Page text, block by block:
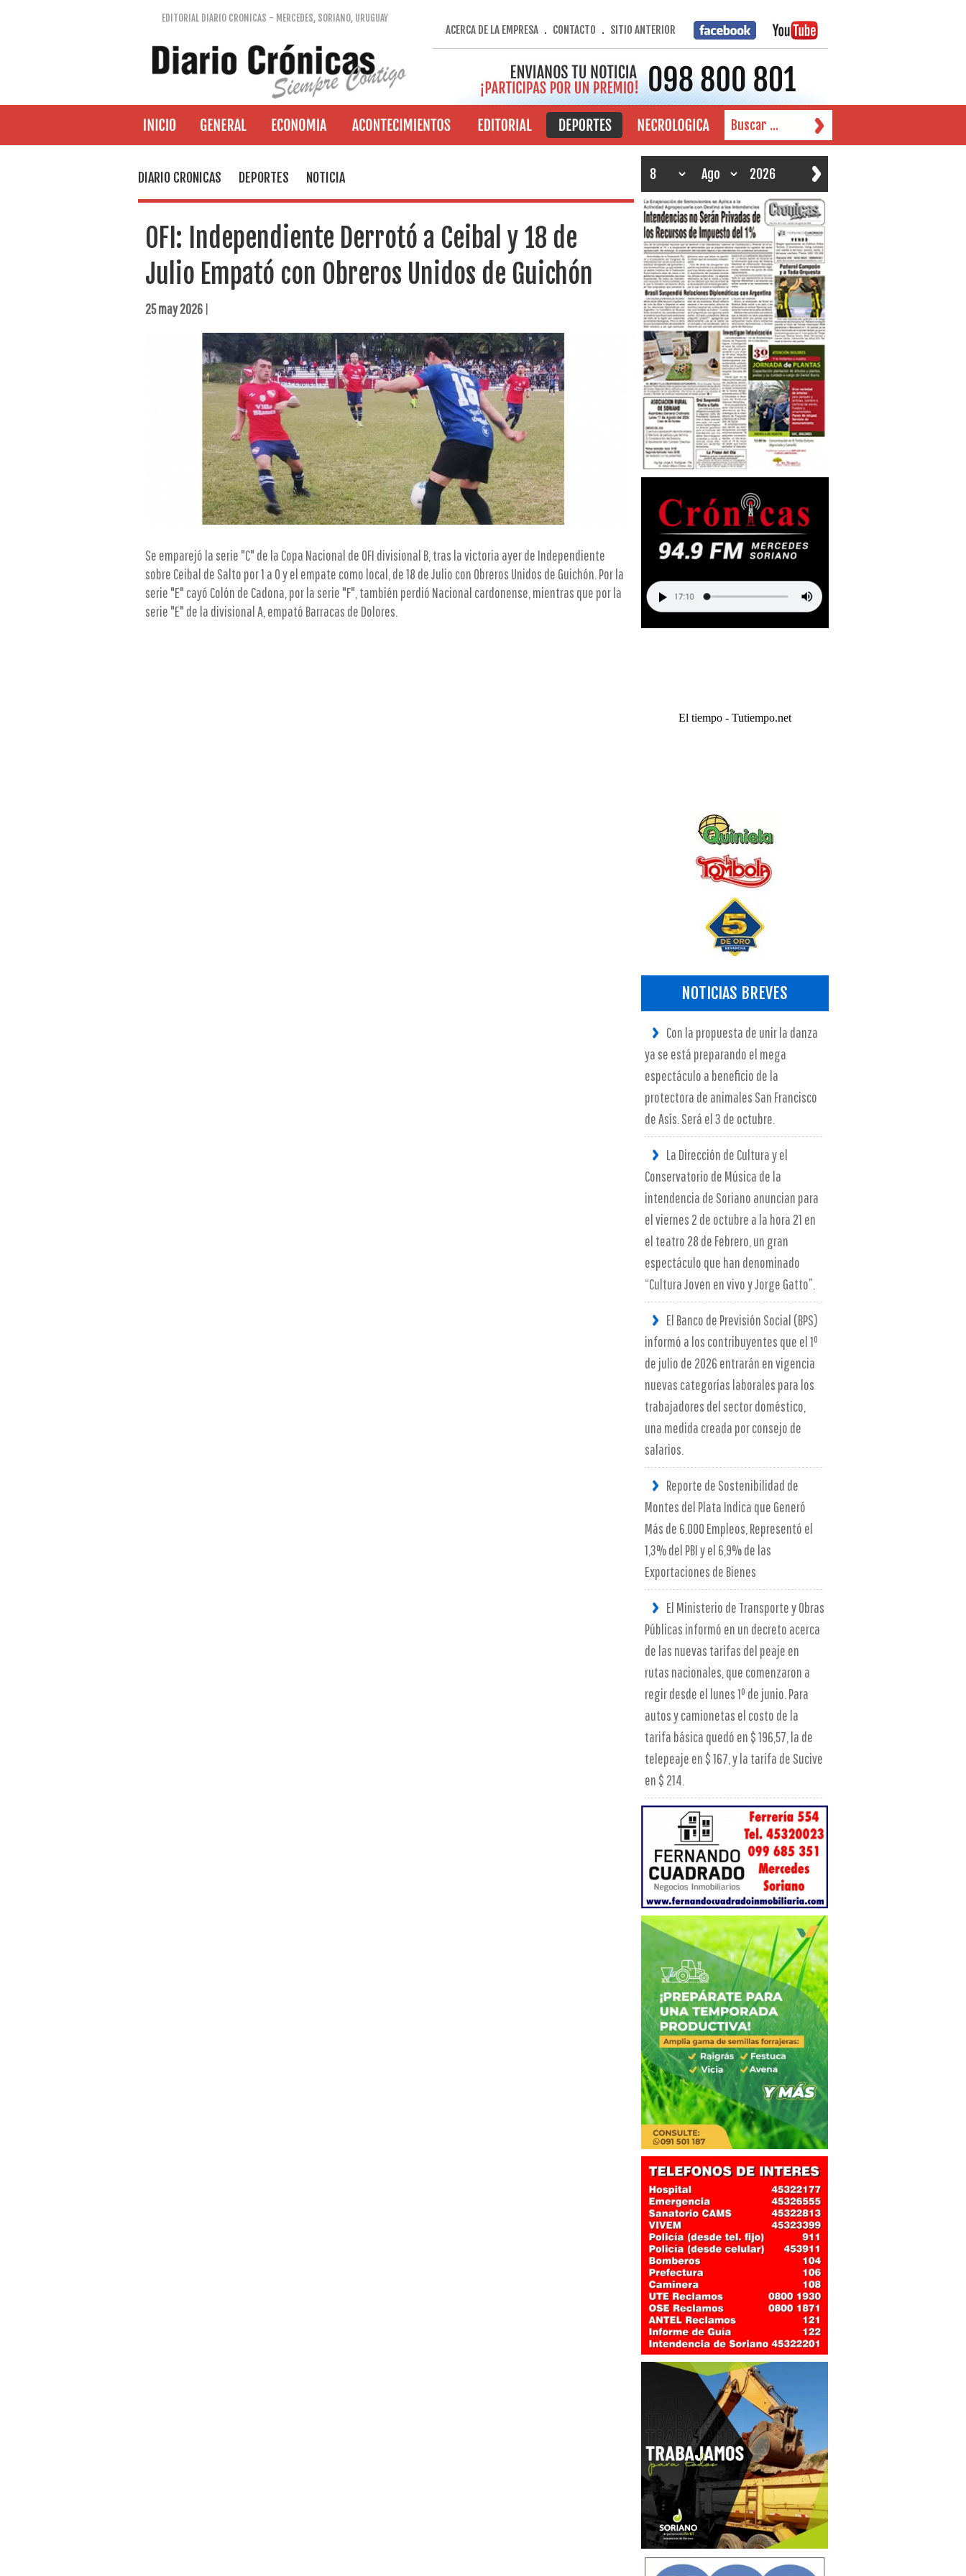
EDITORIAL DIARIO CRONICAS - MERCEDES, SORIANO, URUGUAY
ACERCA DE LA EMPRESA. CONTACTO . SITIO ANTERIOR
DIARIO CRONICAS DEPORTES NOTICIA
OFI: Independiente Derrotó a Ceibal y 18 de
Julio Empató con Obreros Unidos de Guichón
25 may 2026|
Se emparejó la serie "C" de la Copa Nacional de OFI divisional B, tras la victoria ayer de Independiente
sobre Ceibal de Salto por 1 a 0 y el empate como local, de 18 de Julio con Obreros Unidos de Guichón. Por la
serie "E" cayó Colón de Cadona, por la serie "F", también perdió Nacional cardonense, mientras que por la
serie "E" de la divisional A, empató Barracas de Dolores.
El tiempo - Tutiempo.net
NOTICIAS BREVES
Con la propuesta de unir la danza
ya se está preparando el mega
espectáculo a beneficio de la
protectora de animales San Francisco
de Asís. Será el 3 de octubre.
La Dirección de Cultura y el
Conservatorio de Música de la
intendencia de Soriano anuncian para
el viernes 2 de octubre a la hora 21 en
el teatro 28 de Febrero, un gran
espectáculo que han denominado
“Cultura Joven en vivo y Jorge Gatto”.
El Banco de Previsión Social (BPS)
informó a los contribuyentes que el 1º
de julio de 2026 entrarán en vigencia
nuevas categorías laborales para los
trabajadores del sector doméstico,
una medida creada por consejo de
salarios.
Reporte de Sostenibilidad de
Montes del Plata Indica que Generó
Más de 6.000 Empleos, Representó el
1,3% del PBI y el 6,9% de las
Exportaciones de Bienes
El Ministerio de Transporte y Obras
Públicas informó en un decreto acerca
de las nuevas tarifas del peaje en
rutas nacionales, que comenzaron a
regir desde el lunes 1º de junio. Para
autos y camionetas el costo de la
tarifa básica quedó en $ 196,57, la de
telepeaje en $ 167, y la tarifa de Sucive
en $ 214.